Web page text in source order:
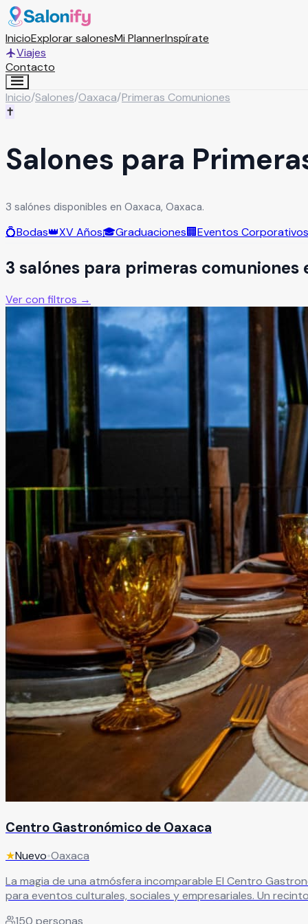
InicioExplorar salonesMi PlannerInspírate
Viajes
Contacto
Inicio/Salones/Oaxaca/Primeras Comuniones
✝️
Salones para
3 salónes disponibles en Oaxaca, Oaxaca.
💍Bodas👑XV Años🎓Graduaciones🏢Eventos Corporativos
3 salónes para primeras comuniones
Ver con filtros →
Centro Gastronómico de Oaxaca
★Nuevo•Oaxaca
La magia de una atmósfera incomparable El Centro
para eventos culturales, sociales y empresariales. Un